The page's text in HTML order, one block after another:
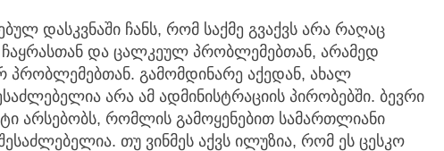
დასკვნაში ჩანს, რომ საქმე გვაქვს არა რაღაც
ჩაყრასთან და ცალკეულ პრობლემებთან, არამედ
პრობლემებთან. გამომდინარე აქედან, ახალ
არა ამ ადმინისტრაციის პირობებში. ბევრი
არსებობს, რომლის გამოყენებით სამართლიანი
თუ ვინმეს აქვს ილუზია, რომ ეს ცესკო